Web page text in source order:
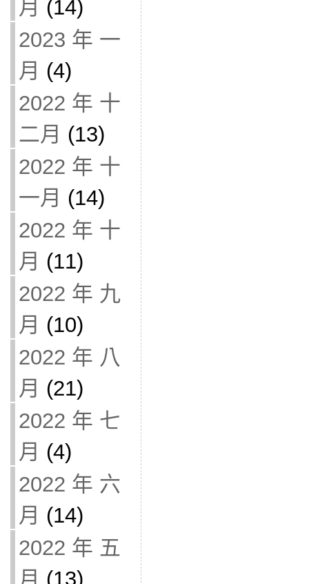
月 (14)
2023 年 一
月 (4)
2022 年 十
二月 (13)
2022 年 十
一月 (14)
2022 年 十
月 (11)
2022 年 九
月 (10)
2022 年 八
月 (21)
2022 年 七
月 (4)
2022 年 六
月 (14)
2022 年 五
月 (13)